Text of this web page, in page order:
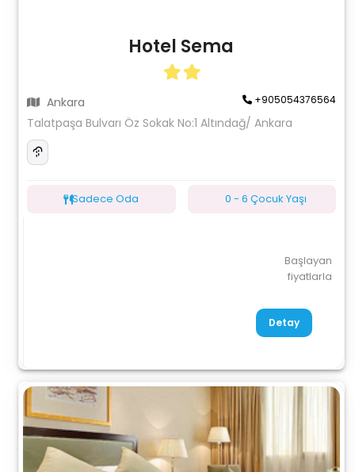
Hotel Sema
Ankara +905054376564
Talatpaşa Bulvarı Öz Sokak No:1 Altındağ/ Ankara
Sadece Oda 0 - 6 Çocuk Yaşı
Başlayan
fiyatlarla
Detay